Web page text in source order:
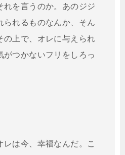
れを言うのか。あのジジ
られるものなんか、そん
の上で、オレに与えられ
がつかないフリをしろっ
は今、幸福なんだ。こ